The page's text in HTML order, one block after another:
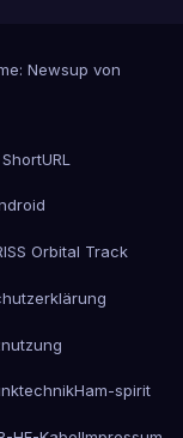
Newsup von
Orbital Track
Ham-spirit